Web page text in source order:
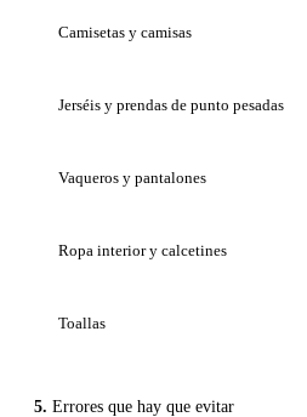
Camisetas y camisas
Jerséis y prendas de punto pesadas
Vaqueros y pantalones
Ropa interior y calcetines
Toallas
Errores que hay que evitar